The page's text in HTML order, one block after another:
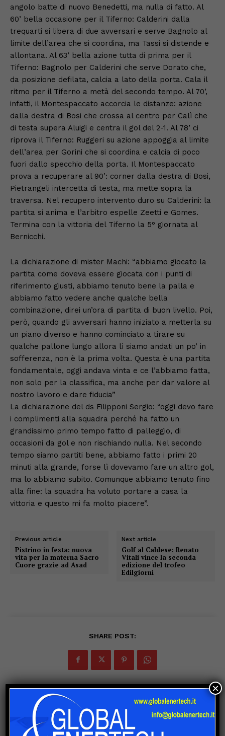
angolo batte di nuovo Benedetti, ma nulla di fatto. Al
60’ bella occasione per il Tiferno: Calderini dalla
trequarti si libera di due avversari e serve Bagnolo al
limite dell’area che si coordina, ma Tassi si distende e
allontana. Al 63’ bella azione tutta di prima per il
Tiferno: Bagnolo per Calderini che serve Dorato che,
da posizione defilata, calcia a lato della porta. Cala il
ritmo per il Tiferno a metà del secondo tempo. Al 70’,
infatti, il Montespaccato accorcia le distanze: azione
dalla destra di Bosi che crossa al centro per Calì che
di testa supera Aluigi e centra il gol del 2-1. Al 78’ ci
riprova il Tiferno: Ruggeri su azione appoggia al limite
dell’area per Gorini che si coordina e calcia di poco
fuori dallo specchio della porta. Il Montespaccato
prova a recuperare al 90’: corner dalla destra di Bosi,
Pietrangeli intercetta di testa, ma mette sopra la
traversa. Nel recupero intervento duro su Calderini: la
partita si anima e l’arbitro espelle Zeetti e Gomes.
Termina con la vittoria del Tiferno la 5° giornata al
Bernicchi.
La dichiarazione di mister Machi: “abbiamo giocato la
partita come doveva essere giocata con i punti di
riferimento giusti, abbiamo tenuto bene la palla e
abbiamo fatto vedere anche qualche bella
combinazione, direi un’ora di partita di buon livello. Poi,
però, quando gli avversari hanno iniziato a metterla su
un piano diverso e hanno cominciato a tirare su
qualche pallone lungo allora lì siamo andati un po’ in
sofferenza, non è la prima volta. Questa è una partita
fondamentale, oggi andava vinta e ce l’abbiamo fatta,
non solo per la classifica, ma anche per dar valore al
nostro lavoro e dare fiducia”
La dichiarazione del ds Filipponi Sergio: “oggi devo fare
i complimenti alla squadra perché ha fatto un
grandissimo primo tempo fatto di palleggio, di
occasioni da gol e non rischiando nulla. Nel secondo
tempo siamo partiti bene, abbiamo fatto i primi 20
minuti alla grande, forse lì dovevamo fare un altro gol,
ma lo abbiamo subito. Comunque abbiamo tenuto fino
alla fine: la squadra ha voluto portare a casa la
vittoria e questo mi fa molto piacere”.
Previous article
Pistrino in festa: nuova
vita per la materna Sacro
Cuore grazie ad Asad
Next article
Golf al Caldese: Renato
Vitali vince la seconda
edizione del trofeo
Edilgiorni
SHARE POST:
×